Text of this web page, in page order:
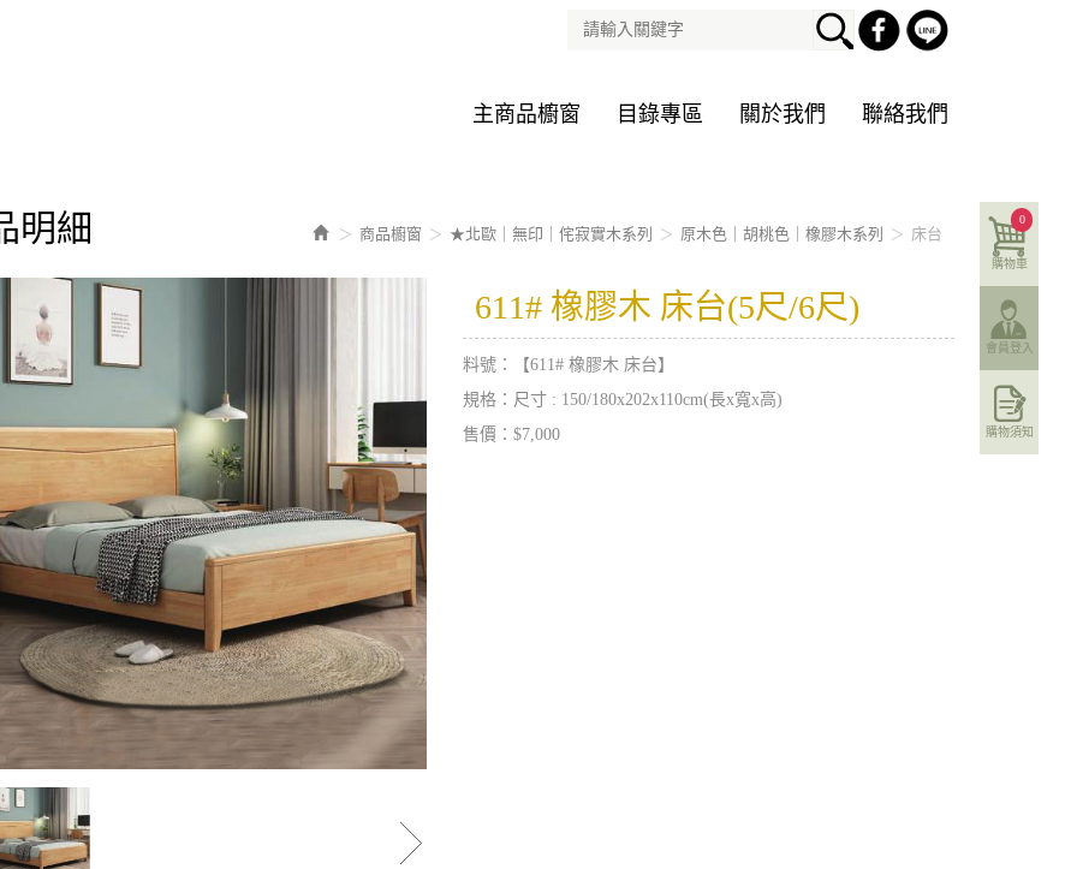
主商品櫥窗 目錄專區 關於我們 聯絡我們
商品櫥窗 ★北歐｜無印｜侘寂實木系列 原木色｜胡桃色｜橡膠木系列 床台
明細
611# 橡膠木 床台(5尺/6尺)
料號：【611# 橡膠木 床台】
規格：尺寸 : 150/180x202x110cm(長x寬x高)
售價：$7,000
購物車
0
會員登入
購物須知